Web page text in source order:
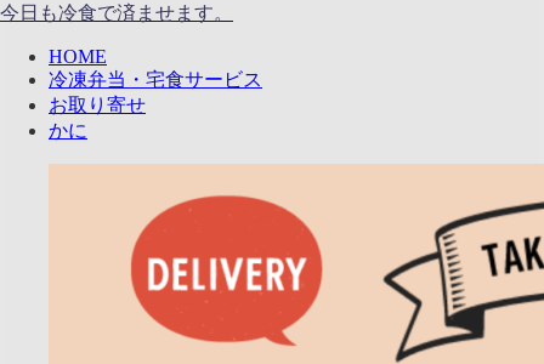
今日も冷食で済ませます。
HOME
冷凍弁当・宅食サービス
お取り寄せ
かに